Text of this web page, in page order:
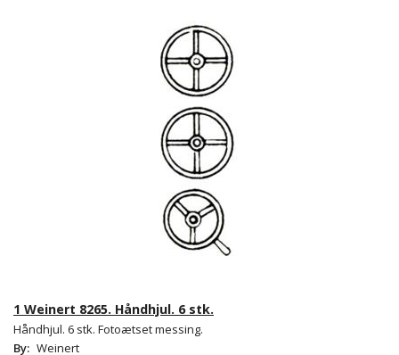
1 Weinert 8265. Håndhjul. 6 stk.
Håndhjul. 6 stk. Fotoætset messing.
By: Weinert